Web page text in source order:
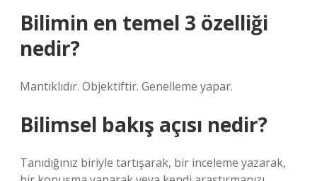
Bilimin en temel 3 özelliği
nedir?
Mantıklıdır. Objektiftir. Genelleme yapar.
Bilimsel bakış açısı nedir?
Tanıdığınız biriyle tartışarak, bir inceleme yazarak,